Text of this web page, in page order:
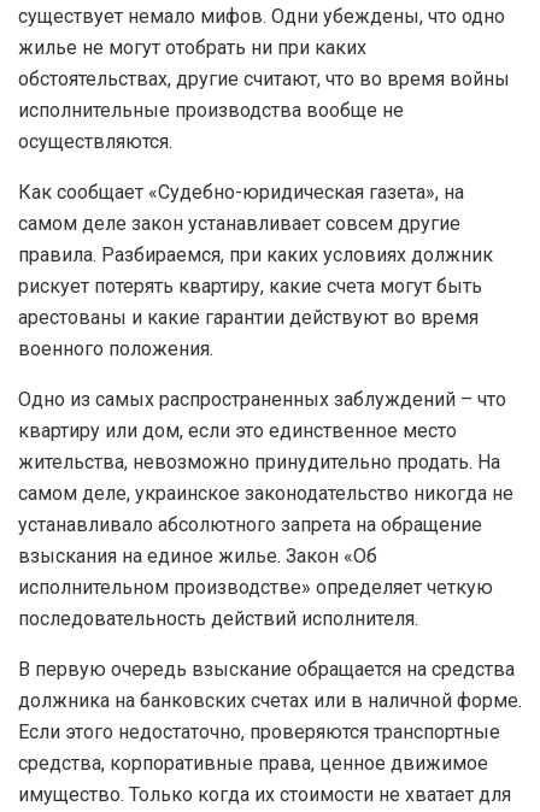
существует немало мифов. Одни убеждены, что одно
жилье не могут отобрать ни при каких
обстоятельствах, другие считают, что во время войны
исполнительные производства вообще не
осуществляются.
Как сообщает «Судебно-юридическая газета», на
самом деле закон устанавливает совсем другие
правила. Разбираемся, при каких условиях должник
рискует потерять квартиру, какие счета могут быть
арестованы и какие гарантии действуют во время
военного положения.
Одно из самых распространенных заблуждений – что
квартиру или дом, если это единственное место
жительства, невозможно принудительно продать. На
самом деле, украинское законодательство никогда не
устанавливало абсолютного запрета на обращение
взыскания на единое жилье. Закон «Об
исполнительном производстве» определяет четкую
последовательность действий исполнителя.
В первую очередь взыскание обращается на средства
должника на банковских счетах или в наличной форме.
Если этого недостаточно, проверяются транспортные
средства, корпоративные права, ценное движимое
имущество. Только когда их стоимости не хватает для